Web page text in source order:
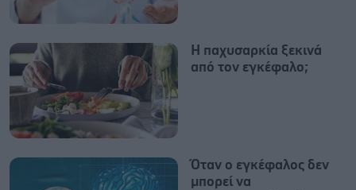
Η παχυσαρκία ξεκινά
από τον εγκέφαλο;
Όταν ο εγκέφαλος δεν
μπορεί να